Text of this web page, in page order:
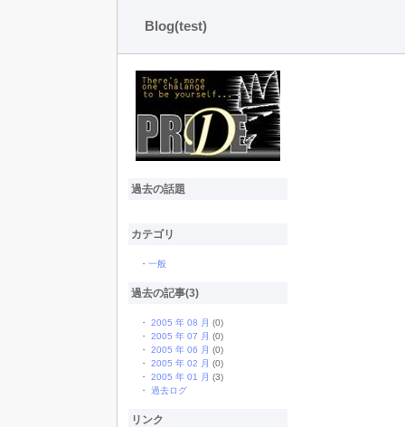
Blog(test)
過去の話題
カテゴリ
・ 一般
過去の記事(3)
・ 2005 年 08 月 (0)
・
2005 年 07 月 (0)
・
2005 年 06 月 (0)
・
2005 年 02 月 (0)
・
2005 年 01 月 (3)
・ 過去ログ
リンク